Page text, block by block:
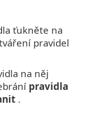
ťukněte na
pravidel
na něj
pravidla
.